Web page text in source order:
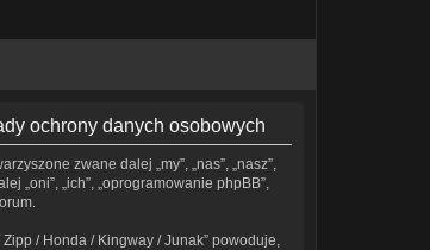
ochrony danych osobowych
zwane dalej „my”, „nas”, „nasz”,
„oni”, „ich”, „oprogramowanie phpBB”,
/ Honda / Kingway / Junak” powoduje,